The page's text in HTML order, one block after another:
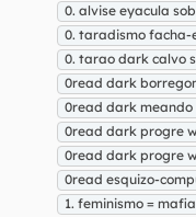
0. alvise eyacula
0. taradismo facha-
0. tarao dark calvo
0read dark
0read dark meando
0read dark progre
0read dark progre
0read esquizo-
1. feminismo =